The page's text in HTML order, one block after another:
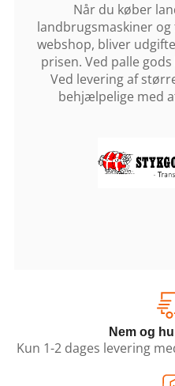
Når du køber
landbrugsmaskiner
webshop, bliver
prisen. Ved palle
Ved levering af
behjælpelige med
Nem og
Kun 1-2 dages levering